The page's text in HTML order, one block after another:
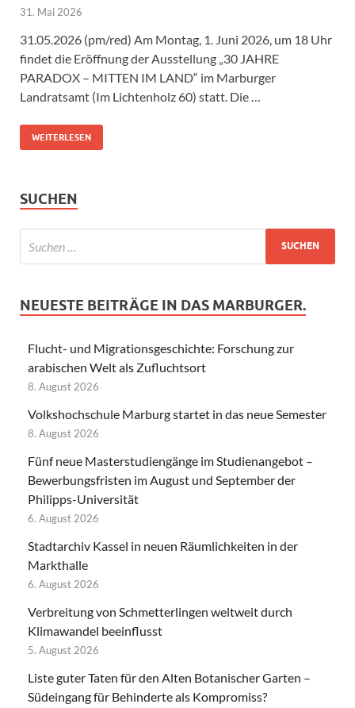
31. Mai 2026
31.05.2026 (pm/red) Am Montag, 1. Juni 2026, um 18 Uhr
findet die Eröffnung der Ausstellung „30 JAHRE
PARADOX – MITTEN IM LAND“ im Marburger
Landratsamt (Im Lichtenholz 60) statt. Die …
WEITERLESEN
SUCHEN
NEUESTE BEITRÄGE IN DAS MARBURGER.
Flucht- und Migrationsgeschichte: Forschung zur
arabischen Welt als Zufluchtsort
8. August 2026
Volkshochschule Marburg startet in das neue Semester
8. August 2026
Fünf neue Masterstudiengänge im Studienangebot –
Bewerbungsfristen im August und September der
Philipps-Universität
6. August 2026
Stadtarchiv Kassel in neuen Räumlichkeiten in der
Markthalle
6. August 2026
Verbreitung von Schmetterlingen weltweit durch
Klimawandel beeinflusst
5. August 2026
Liste guter Taten für den Alten Botanischer Garten –
Südeingang für Behinderte als Kompromiss?